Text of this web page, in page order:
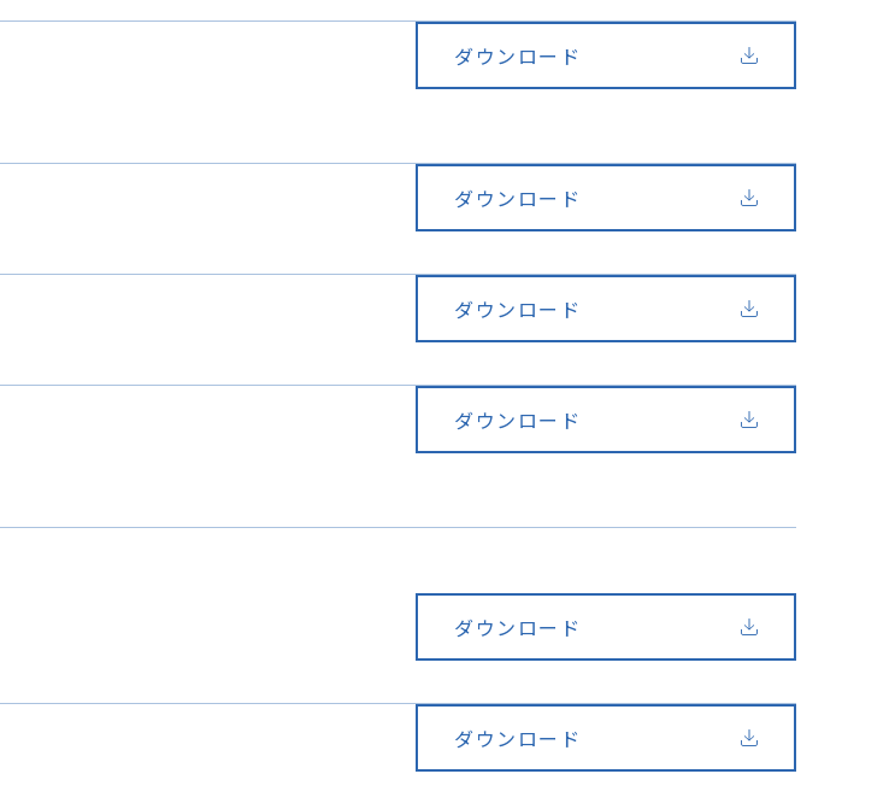
ダウンロード
ダウンロード
ダウンロード
ダウンロード
ダウンロード
ダウンロード